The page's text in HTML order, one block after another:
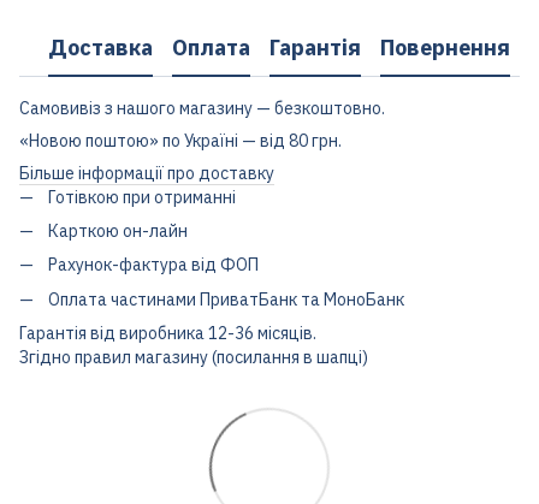
Доставка Оплата Гарантія Повернення
Самовивіз з нашого магазину — безкоштовно.
«Новою поштою» по Україні — від 80 грн.
Більше інформації про доставку
Готівкою при отриманні
Карткою он-лайн
Рахунок-фактура від ФОП
Оплата частинами ПриватБанк та МоноБанк
Гарантія від виробника 12-36 місяців.
Згідно правил магазину (посилання в шапці)